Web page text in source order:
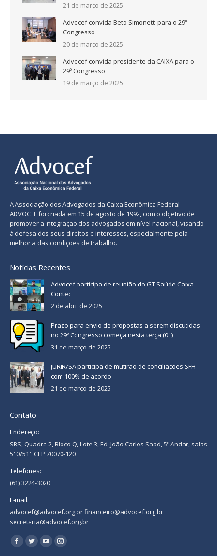
21 de março de 2025
Advocef convida Beto Simonetti para o 29º
Congresso
20 de março de 2025
Advocef convida presidente da CAIXA para o
29º Congresso
19 de março de 2025
A Associação dos Advogados da Caixa Econômica Federal –
ADVOCEF foi criada em 15 de agosto de 1992, com o objetivo de
promover a integração dos advogados em nível nacional, visando
à defesa dos seus direitos e interesses, especialmente pela
melhoria das condições de trabalho.
Notícias Recentes
Advocef participa de reunião do GT Saúde Caixa
Contec
2 de abril de 2025
Prazo para envio de propostas a serem discutidas
no 29º Congresso começa nesta terça (01)
31 de março de 2025
JURIR/SA participa de mutirão de conciliações SFH
com 100% de acordo
21 de março de 2025
Contato
Endereço:
SBS, Quadra 2, Bloco Q, Lote 3, Ed. João Carlos Saad, 5º Andar, salas
510/511 CEP 70070-120
Telefones:
(61) 3224-3020
E-mail:
advocef@advocef.org.br financeiro@advocef.org.br
secretaria@advocef.org.br
Encontre-nos em:
Facebook
TwitterYouTubeInstagram